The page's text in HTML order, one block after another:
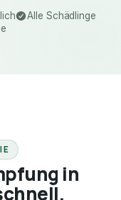
Alle Schädlinge
in